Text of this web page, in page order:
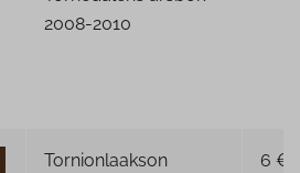
2008-2010
Tornionlaakson
6 €